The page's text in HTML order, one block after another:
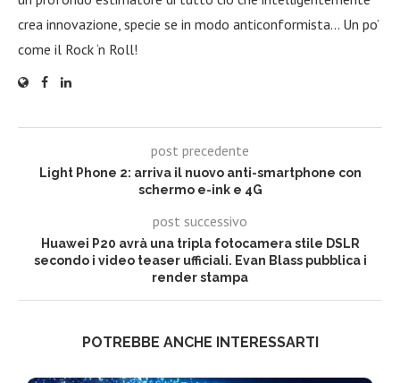
crea innovazione, specie se in modo anticonformista… Un po’
come il Rock ‘n Roll!
post precedente
Light Phone 2: arriva il nuovo anti-smartphone con
schermo e-ink e 4G
post successivo
Huawei P20 avrà una tripla fotocamera stile DSLR
secondo i video teaser ufficiali. Evan Blass pubblica i
render stampa
POTREBBE ANCHE INTERESSARTI